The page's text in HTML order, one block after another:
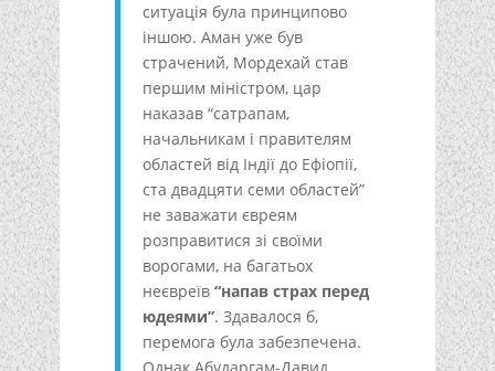
ситуація була принципово
іншою. Аман уже був
страчений, Мордехай став
першим міністром, цар
наказав “сатрапам,
начальникам і правителям
областей від Індії до Ефіопії,
ста двадцяти семи областей”
не заважати євреям
розправитися зі своїми
ворогами, на багатьох
неєвреїв “напав страх перед
юдеями”. Здавалося б,
перемога була забезпечена.